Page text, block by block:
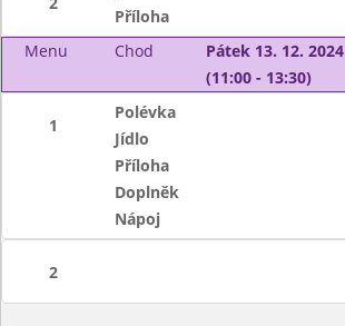
Příloha
Menu
Chod
Pátek 13. 12. 2024
(11:00 - 13:30)
1
Polévka
Jídlo
Příloha
Doplněk
Nápoj
2